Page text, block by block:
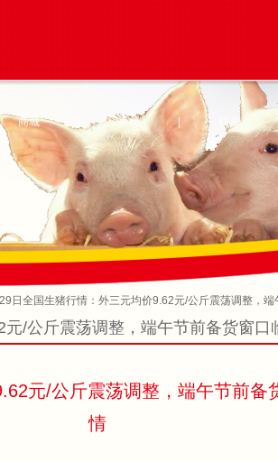
商城 表单 | 联系
日全国生猪行情：外三元均价9.62元/公斤震荡调整，
/公斤震荡调整，端午节前备货窗口
元/公斤震荡调整，端午节前备
情